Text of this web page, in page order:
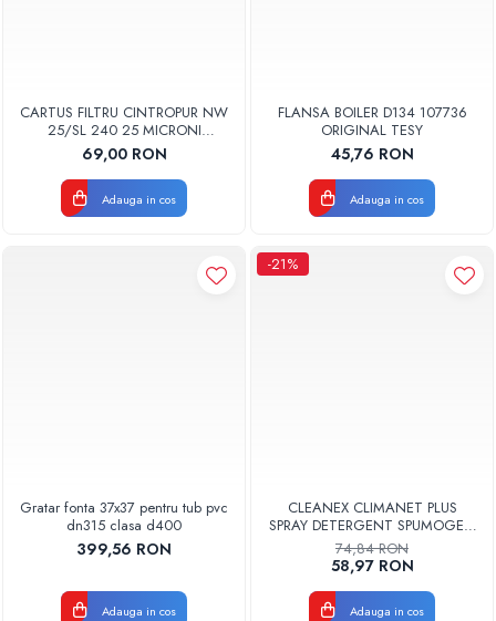
CARTUS FILTRU CINTROPUR NW
25/SL 240 25 MICRONI
MANSOANE FILTRARE SET 5BUC
69,00 RON
Adauga in cos
FLANSA BOILER D134 107736
ORIGINAL TESY
45,76 RON
Adauga in cos
Gratar fonta 37x37 pentru tub pvc
dn315 clasa d400
399,56 RON
Adauga in cos
-21%
CLEANEX CLIMANET PLUS
SPRAY DETERGENT SPUMOGEN
PENTRU CURATAREA
APARATELOR DE AER
CONDITIONAT
CLINETPLUS0600
74,84 RON
58,97 RON
Adauga in cos